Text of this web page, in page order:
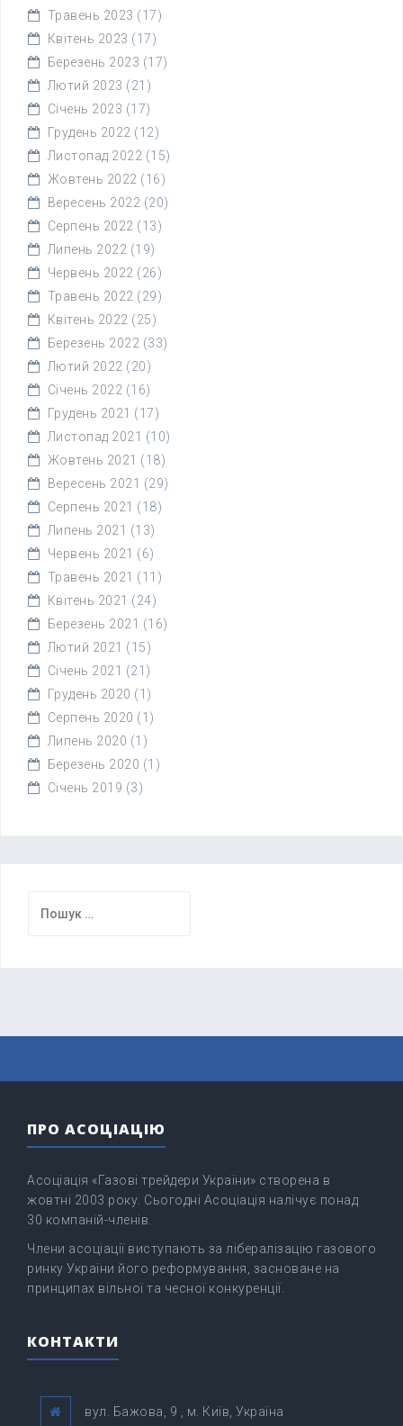
Травень 2023 (17)
Квітень 2023 (17)
Березень 2023 (17)
Лютий 2023 (21)
Січень 2023 (17)
Грудень 2022 (12)
Листопад 2022 (15)
Жовтень 2022 (16)
Вересень 2022 (20)
Серпень 2022 (13)
Липень 2022 (19)
Червень 2022 (26)
Травень 2022 (29)
Квітень 2022 (25)
Березень 2022 (33)
Лютий 2022 (20)
Січень 2022 (16)
Грудень 2021 (17)
Листопад 2021 (10)
Жовтень 2021 (18)
Вересень 2021 (29)
Серпень 2021 (18)
Липень 2021 (13)
Червень 2021 (6)
Травень 2021 (11)
Квітень 2021 (24)
Березень 2021 (16)
Лютий 2021 (15)
Січень 2021 (21)
Грудень 2020 (1)
Серпень 2020 (1)
Липень 2020 (1)
Березень 2020 (1)
Січень 2019 (3)
ПРО АСОЦІАЦІЮ
Асоціація «Газові трейдери України» створена в
жовтні 2003 року. Сьогодні Асоціація налічує понад
30 компаній-членів.
Члени асоціації виступають за лібералізацію газового
ринку України його реформування, засноване на
принципах вільної та чесної конкуренції.
КОНТАКТИ
вул. Бажова, 9 , м. Київ, Україна